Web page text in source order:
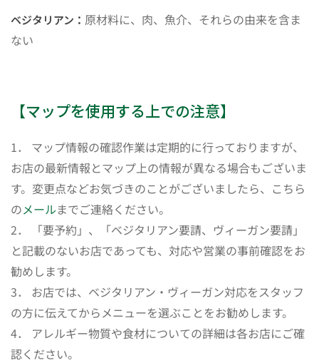
ベジタリアン： 原材料に、肉、魚介、それらの由来を含ま
ない
【マップを使用する上での注意】
1． マップ情報の確認作業は定期的に行っておりますが、
お店の最新情報とマップ上の情報が異なる場合もございま
す。変更点などお気づきのことがございましたら、こちら
のメールまでご連絡ください。
2． 「要予約」、「ベジタリアン要請、ヴィーガン要請」
と記載のないお店であっても、対応や営業の事前確認をお
勧めします。
3． お店では、ベジタリアン・ヴィーガン対応をスタッフ
の方に伝えてからメニューを選ぶことをお勧めします。
4． アレルギー物質や食材についての詳細は各お店にご確
認ください。